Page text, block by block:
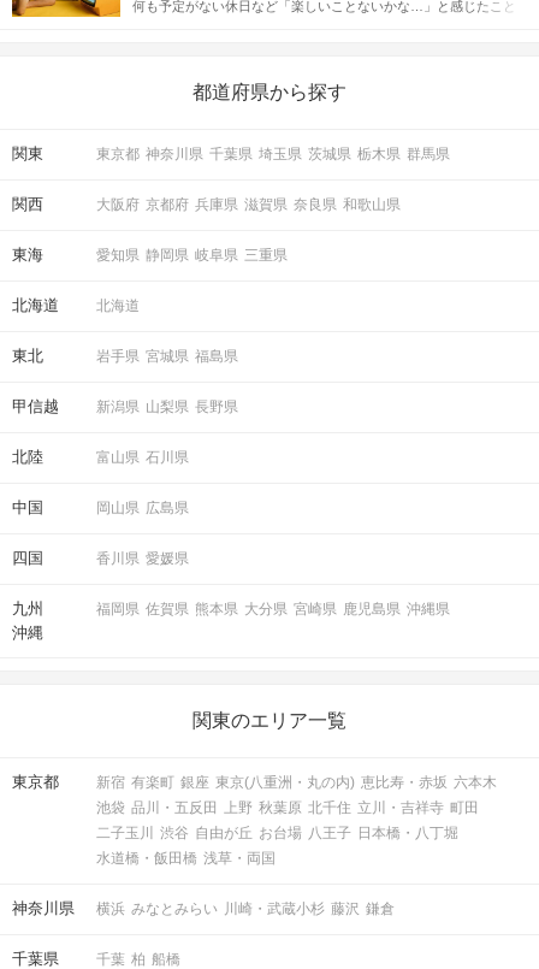
マッチング投票
マッチングした方同士お話できるように
アクセス
3
えながら解説するので、ぜひ参考にしてください。
何も予定がない休日など「楽しいことないかな…」と感じたこと
の楽しいことアイデアを集めました♪ いままさに楽しいことを探し
都道府県から探す
関東 東京都 神奈川県 千葉県 埼玉県 茨城県 栃木県 群馬県
関西 大阪府 京都府 兵庫県 滋賀県 奈良県 和歌山県
東海 愛知県 静岡県 岐阜県 三重県
北海道 北海道
東北 岩手県 宮城県 福島県
甲信越 新潟県 山梨県 長野県
北陸 富山県 石川県
中国 岡山県 広島県
四国 香川県 愛媛県
九州
沖縄
福岡県 佐賀県 熊本県 大分県 宮崎県 鹿児島県 沖縄県
関東のエリア一覧
東京都 新宿 有楽町 銀座 東京(八重洲・丸の内) 恵比寿・赤坂 六本木
池袋 品川・五反田 上野 秋葉原 北千住 立川・吉祥寺 町田
二子玉川
渋谷 自由が丘 お台場 八王子 日本橋・八丁堀
水道橋・飯田橋 浅草・両国
神奈川県 横浜 みなとみらい 川崎・武蔵小杉 藤沢 鎌倉
千葉県 千葉 柏 船橋